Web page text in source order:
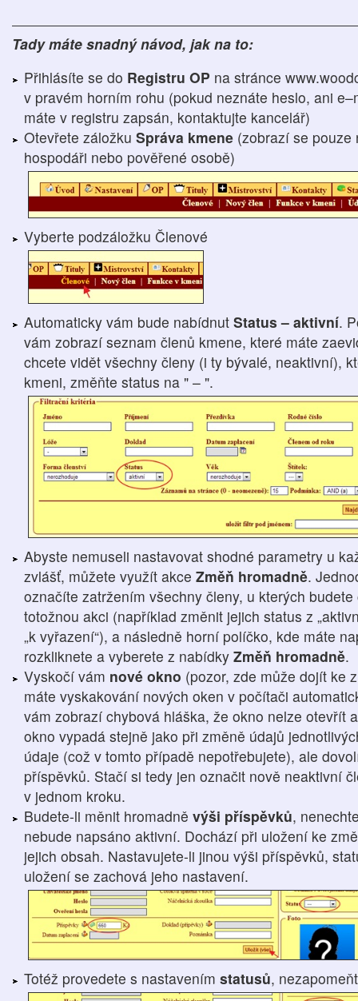
Tady máte snadný návod, jak na to:
Přihlásíte se do Registru OP na stránce
v pravém horním rohu (pokud neznáte heslo, ani
máte v registru zapsán, kontaktujte kancelář)
Otevřete záložku Správa kmene (zobrazí se pouze
hospodáři nebo pověřené osobě)
Vyberte podzáložku Členové
Automaticky vám bude nabídnut Status – aktivní.
vám zobrazí seznam členů kmene, které máte
chcete vidět všechny členy (i ty bývalé, neaktivní),
kmeni, změňte status na " – ".
Abyste nemuseli nastavovat shodné parametry u
zvlášť, můžete využít akce Změň hromadně.
označíte zatržením všechny členy, u kterých
totožnou akci (například změnit jejich status z
„k vyřazení“), a následně horní políčko, kde máte
rozkliknete a vyberete z nabídky Změň hromadně.
Vyskočí vám nové okno (pozor, zde může dojít ke
máte vyskakování nových oken v počítači
vám zobrazí chybová hláška, že okno nelze otevřít
okno vypadá stejně jako při změně údajů
údaje (což v tomto případě nepotřebujete), ale
příspěvků. Stačí si tedy jen označit nově neaktivní
v jednom kroku.
Budete-li měnit hromadně výši příspěvků,
nebude napsáno aktivní. Dochází při uložení ke
jejich obsah. Nastavujete-li jinou výši příspěvků,
uložení se zachová jeho nastavení.
Totéž provedete s nastavením statusů,